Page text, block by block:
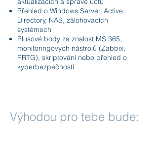
Přehled o Windows Server, Active
Directory, NAS, zálohovacích
systémech
Plusové body za znalost MS 365,
monitoringových nástrojů (Zabbix,
PRTG), skriptování nebo přehled o
kyberbezpečnosti
Výhodou pro tebe bude: